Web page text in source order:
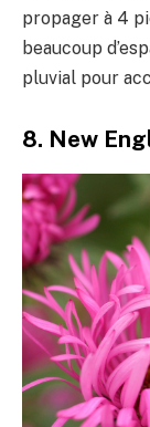
propager à 4
beaucoup
pluvial pour
8. New